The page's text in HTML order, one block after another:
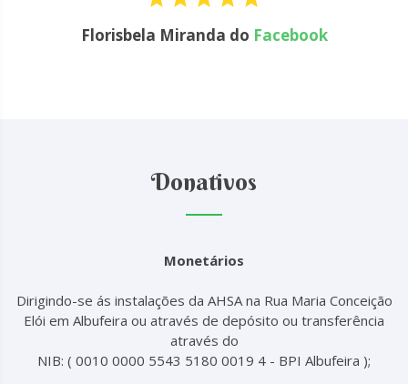
Florisbela Miranda do Facebook
Donativos
Monetários
Dirigindo-se ás instalações da AHSA na Rua Maria Conceição
Elói em Albufeira ou através de depósito ou transferência
através do
NIB: ( 0010 0000 5543 5180 0019 4 - BPI Albufeira );